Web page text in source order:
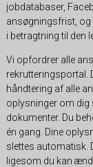
jobdatabaser,
ansøgningsfrist, og
i betragtning til den
Vi opfordrer alle
rekrutteringsportal.
håndtering af alle
oplysninger om dig
dokumenter. Du
én gang. Dine
slettes automatisk.
ligesom du kan